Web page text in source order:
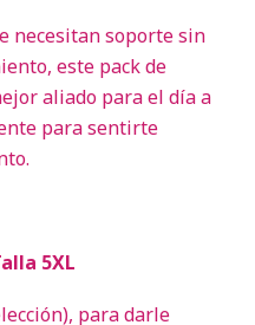
necesitan soporte sin
este pack de
aliado para el día a
para sentirte
5XL
para darle